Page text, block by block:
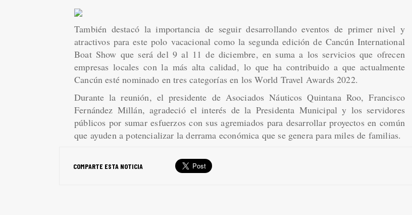
También destacó la importancia de seguir desarrollando eventos de primer nivel y
atractivos para este polo vacacional como la segunda edición de Cancún International
Boat Show que será del 9 al 11 de diciembre, en suma a los servicios que ofrecen
empresas locales con la más alta calidad, lo que ha contribuido a que actualmente
Cancún esté nominado en tres categorías en los World Travel Awards 2022.
Durante la reunión, el presidente de Asociados Náuticos Quintana Roo, Francisco
Fernández Millán, agradeció el interés de la Presidenta Municipal y los servidores
públicos por sumar esfuerzos con sus agremiados para desarrollar proyectos en común
que ayuden a potencializar la derrama económica que se genera para miles de familias.
COMPARTE ESTA NOTICIA